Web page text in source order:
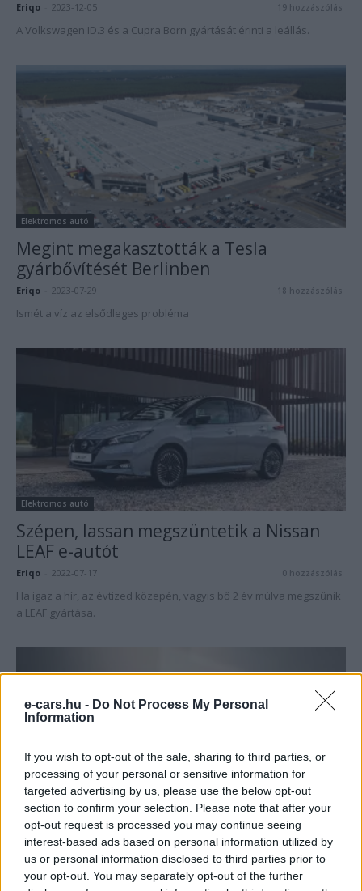
e-cars.hu - Do Not Process My Personal
Information
If you wish to opt-out of the sale, sharing to third parties, or
processing of your personal or sensitive information for
targeted advertising by us, please use the below opt-out
section to confirm your selection. Please note that after your
opt-out request is processed you may continue seeing
interest-based ads based on personal information utilized by
us or personal information disclosed to third parties prior to
your opt-out. You may separately opt-out of the further
Eriqo 2023-12-05 19 hozzászólás
A Volkswagen ID.3 és a Cupra Born gyártását érinti a leállás.
Elektromos autó
Megint megakasztották a Tesla
gyárbővítését Berlinben
Eriqo 2023-07-29 18 hozzászólás
Ismét a víz az elsődleges probléma
Elektromos autó
Szépen, lassan megszüntetik a Nissan
LEAF e-autót
Eriqo 2022-07-17 0 hozzászólás
Ha igaz a hír, az évtized közepén, vagyis bő 2 év múlva megszűnik
a LEAF gyártása.
Elektromos autó
Leállt az elektromos Renault Megane
gyártása
e-cars.hu - 2022-04-16 0 hozzászólás